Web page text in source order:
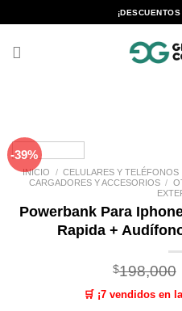
al
-39%
INICIO / CELULARES Y TELÉFONOS
CARGADORES Y ACCESORIOS /
Powerbank Para
Rapida +
$198,000
🛒 ¡7 vendidos en